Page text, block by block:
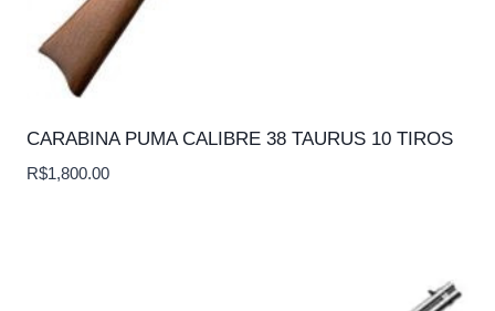
CARABINA PUMA CALIBRE 38 TAURUS 10 TIROS
R$1,800.00